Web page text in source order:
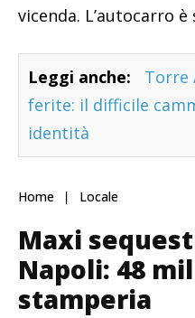
vicenda. L’autocarro
Leggi anche:
Torre
ferite: il difficile
identità
Home Locale
Maxi
Napoli: 48
stamperia